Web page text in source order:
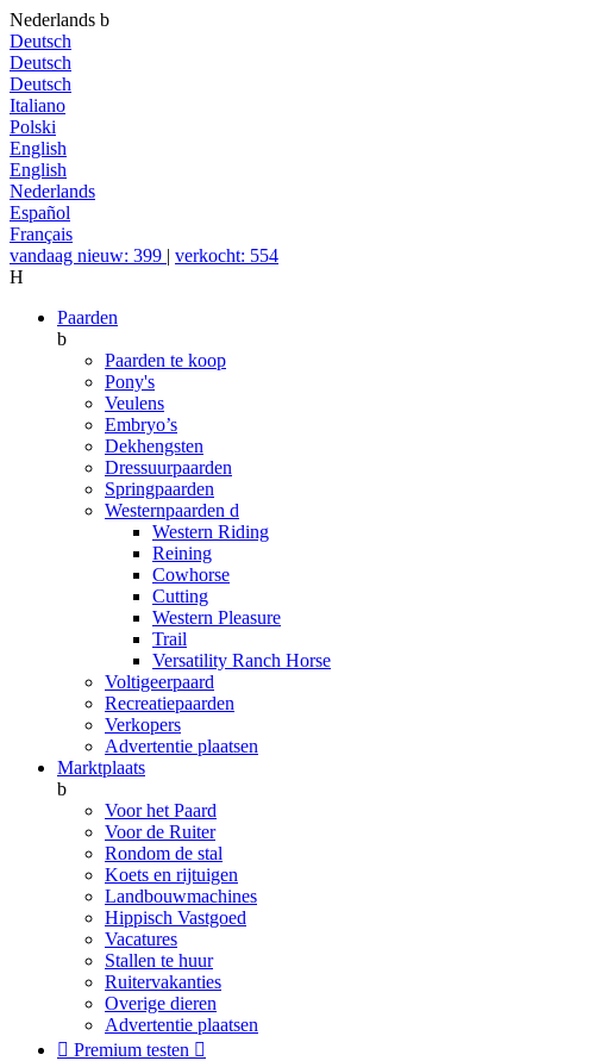
Nederlands b
Deutsch
Deutsch
Deutsch
Italiano
Polski
English
English
Nederlands
Español
Français
vandaag nieuw: 399 | verkocht: 554
H
Paarden
b
Paarden te koop
Pony's
Veulens
Embryo’s
Dekhengsten
Dressuurpaarden
Springpaarden
Westernpaarden d
Western Riding
Reining
Cowhorse
Cutting
Western Pleasure
Trail
Versatility Ranch Horse
Voltigeerpaard
Recreatiepaarden
Verkopers
Advertentie plaatsen
Marktplaats
b
Voor het Paard
Voor de Ruiter
Rondom de stal
Koets en rijtuigen
Landbouwmachines
Hippisch Vastgoed
Vacatures
Stallen te huur
Ruitervakanties
Overige dieren
Advertentie plaatsen
 Premium testen 